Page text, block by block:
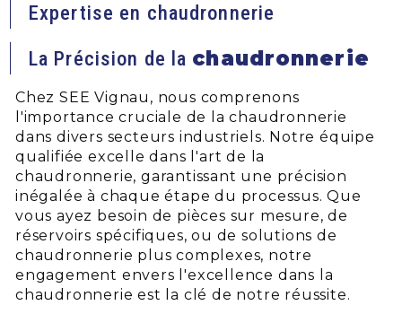
Expertise en chaudronnerie
La Précision de la chaudronnerie
Chez SEE Vignau, nous comprenons
l'importance cruciale de la chaudronnerie
dans divers secteurs industriels. Notre équipe
qualifiée excelle dans l'art de la
chaudronnerie, garantissant une précision
inégalée à chaque étape du processus. Que
vous ayez besoin de pièces sur mesure, de
réservoirs spécifiques, ou de solutions de
chaudronnerie plus complexes, notre
engagement envers l'excellence dans la
chaudronnerie est la clé de notre réussite.